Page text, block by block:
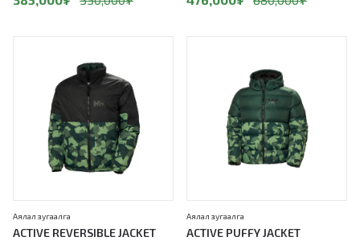
ACTIVE REVERSIBLE JACKET
Аялал зугаалга
ACTIVE PUFFY JACKET
Аялал зугаалга